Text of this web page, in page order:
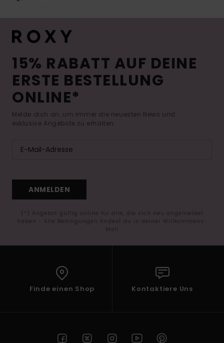
15% RABATT AUF DEINE
ERSTE BESTELLUNG
ONLINE*
Melde dich an, um immer die neuesten News und
exklusive Angebote zu erhalten.
ANMELDEN
(*) Angebot gültig online für alle, die sich neu angemeldet
haben - Alle Bedingungen findest du in deiner Willkommens-
Mail
Finde einen Shop Kontaktiere Uns